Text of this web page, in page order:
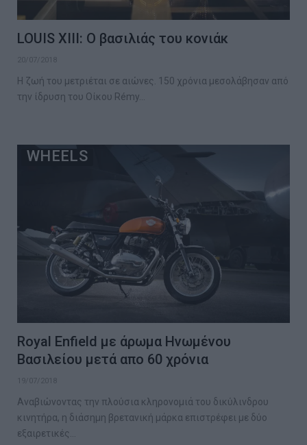
LOUIS XIII: Ο βασιλιάς του κονιάκ
20/07/2018
Η ζωή του μετριέται σε αιώνες. 150 χρόνια μεσολάβησαν από
την ίδρυση του Οίκου Rémy…
WHEELS
Royal Enfield με άρωμα Ηνωμένου
Βασιλείου μετά απο 60 χρόνια
19/07/2018
Αναβιώνοντας την πλούσια κληρονομιά του δικύλινδρου
κινητήρα, η διάσημη βρετανική μάρκα επιστρέφει με δύο
εξαιρετικές…